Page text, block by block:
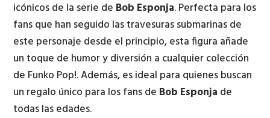
icónicos de la serie de Bob Esponja. Perfecta para los
fans que han seguido las travesuras submarinas de
este personaje desde el principio, esta figura añade
un toque de humor y diversión a cualquier colección
de Funko Pop!. Además, es ideal para quienes buscan
un regalo único para los fans de Bob Esponja de
todas las edades.